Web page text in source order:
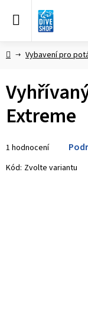
DomůVybavení pro
Extreme
hodnocení
produktu
1 hodnocení
Kód: Zvolte variantu